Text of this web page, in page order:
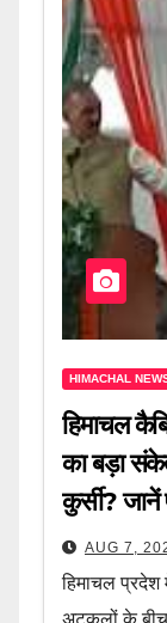
HIMACHAL
हिमाचल
का बड़ा
कुर्सी?
AUG 7,
हिमाचल प्रदेश
अटकलों के बीच